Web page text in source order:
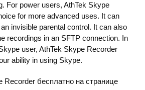
For power users, AthTek Skype
for more advanced uses. It can
invisible parental control. It can also
recordings in an SFTP connection. In
user, AthTek Skype Recorder
ability in using Skype.
Recorder бесплатно на странице